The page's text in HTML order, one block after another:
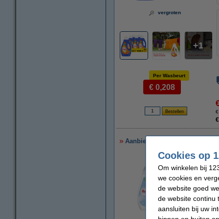
vergroten
1
Per Wasbeurt
€ 0,208
Aanbieding: Robijn Vloeibaar
Cookies op
Om winkelen bij
we cookies en
de website goed
de website continu
aansluiten bij uw